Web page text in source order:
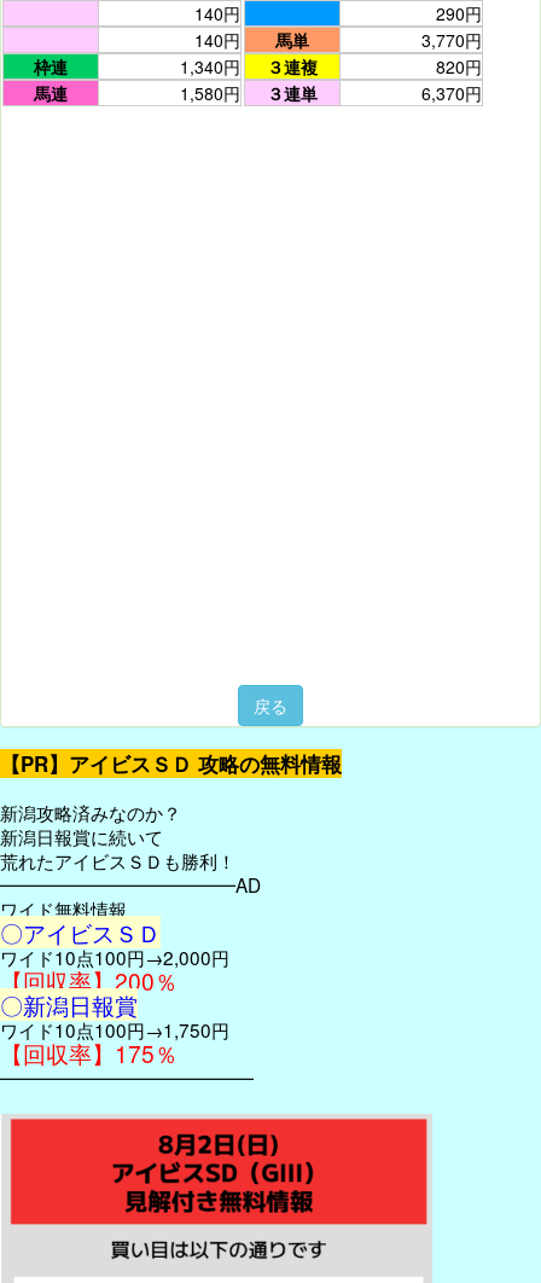
140円
140円
枠連
1,340円
馬連
1,580円
290円
馬単
3,770円
３連複
820円
３連単
6,370円
戻る
【PR】アイビスＳＤ 攻略の無料情報
新潟攻略済みなのか？
新潟日報賞に続いて
荒れたアイビスＳＤも勝利！
━━━━━━━━━━━━━AD
ワイド無料情報
〇アイビスＳＤ
ワイド10点100円→2,000円
【回収率】200％
〇新潟日報賞
ワイド10点100円→1,750円
【回収率】175％
━━━━━━━━━━━━━━